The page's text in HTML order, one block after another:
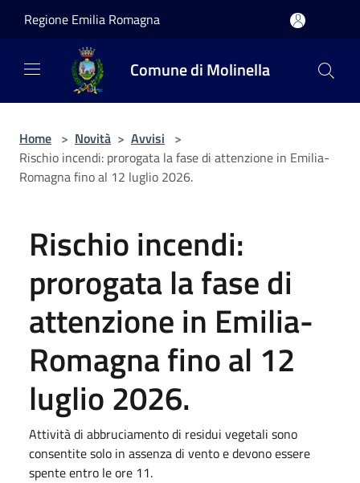
Regione Emilia Romagna
Comune di Molinella
Home > Novità > Avvisi >
Rischio incendi: prorogata la fase di attenzione in Emilia-
Romagna fino al 12 luglio 2026.
Rischio incendi:
prorogata la fase di
attenzione in Emilia-
Romagna fino al 12
luglio 2026.
Attività di abbruciamento di residui vegetali sono
consentite solo in assenza di vento e devono essere
spente entro le ore 11.